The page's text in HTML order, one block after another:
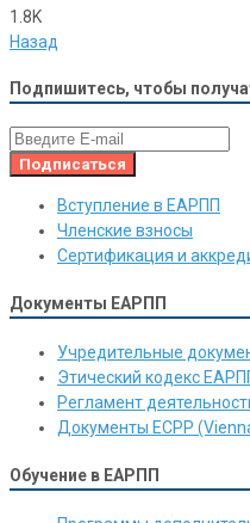
1.8K
Назад
Подпишитесь, чтобы
Вступление в ЕАРПП
Членские взносы
Сертификация и
Документы ЕАРПП
Учредительные
Этический кодекс
Регламент
Документы ЕСРР
Обучение в ЕАРПП